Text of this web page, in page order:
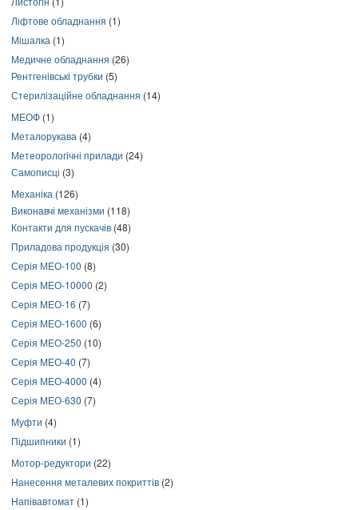
Ліфтове обладнання (1)
Мішалка (1)
Медичне обладнання (26)
Рентгенівські трубки (5)
Стерилізаційне обладнання (14)
МЕОФ (1)
Металорукава (4)
Метеорологічні прилади (24)
Самописці (3)
Механіка (126)
Виконавчі механізми (118)
Контакти для пускачів (48)
Приладова продукція (30)
Серія МЕО-100 (8)
Серія МЕО-10000 (2)
Серія МЕО-16 (7)
Серія МЕО-1600 (6)
Серія МЕО-250 (10)
Серія МЕО-40 (7)
Серія МЕО-4000 (4)
Серія МЕО-630 (7)
Муфти (4)
Підшипники (1)
Мотор-редуктори (22)
Нанесення металевих покриттів (2)
Напівавтомат (1)